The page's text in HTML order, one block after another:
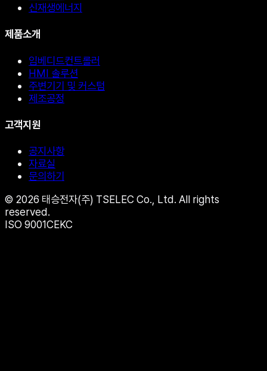
신재생에너지
제품소개
임베디드컨트롤러
HMI 솔루션
주변기기 및 커스텀
제조공정
고객지원
공지사항
자료실
문의하기
© 2026 태승전자(주) TSELEC Co., Ltd. All rights
reserved.
ISO 9001CEKC